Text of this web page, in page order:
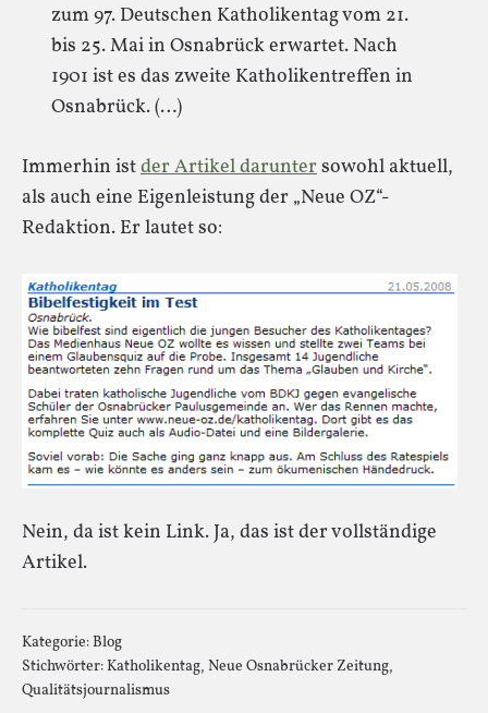
zum 97. Deutschen Katholikentag vom 21.
bis 25. Mai in Osnabrück erwartet. Nach
1901 ist es das zweite Katholikentreffen in
Osnabrück. (…)
Immerhin istder Artikel daruntersowohl aktuell,
als auch eine Eigenleistung der „Neue OZ“-
Redaktion. Er lautet so:
Nein, da ist kein Link. Ja, das ist der vollständige
Artikel.
Kategorie:Blog
Stichwörter:Katholikentag, Neue Osnabrücker Zeitung,
Qualitätsjournalismus